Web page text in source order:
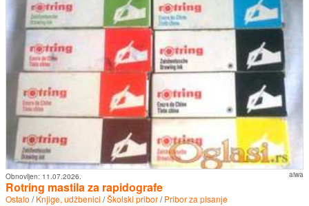
aiwa
Obnovljen: 11.07.2026.
Rotring mastila za rapidografe
Ostalo /Knjige, udžbenici /Školski pribor/Pribor za pisanje